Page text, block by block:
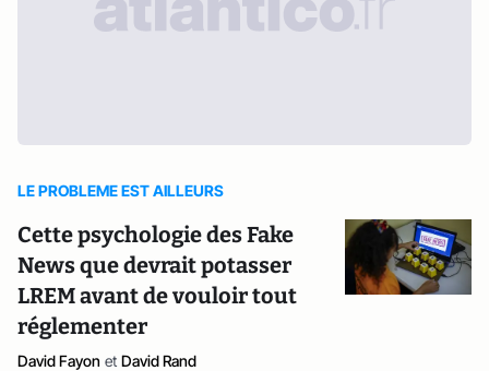
LE PROBLEME EST AILLEURS
Cette psychologie des Fake
News que devrait potasser
LREM avant de vouloir tout
réglementer
David Fayon et David Rand